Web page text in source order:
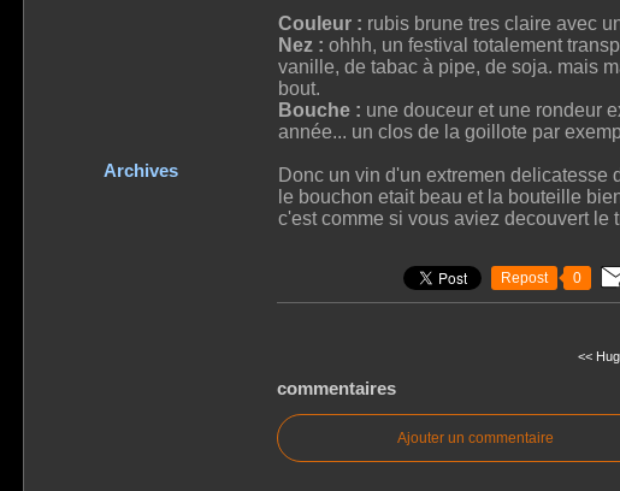
Archives
Couleur : rubis brune tres claire avec
Nez : ohhh, un festival totalement
vanille, de tabac à pipe, de soja. mais
bout.
Bouche : une douceur et une rondeur
année... un clos de la goillote par
Donc un vin d'un extremen delicatesse
le bouchon etait beau et la bouteille
c'est comme si vous aviez decouvert le
Repost 0
<<
commentaires
Ajouter un commentaire